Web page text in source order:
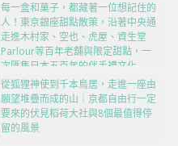
每一盒和菓子，都藏著一位想記住的
人！東京銀座甜點散策，沿著中央通
走進木村家、空也、虎屋、資生堂
Parlour等百年老舖與限定甜點，一
次匯集日本五百年的伴手禮文化
從狐狸神使到千本鳥居，走進一座由
願望堆疊而成的山｜京都自由行一定
要來的伏見稻荷大社與8個最值得停
留的風景